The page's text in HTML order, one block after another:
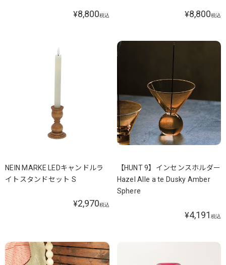
¥8,800税込 ¥8,800税込
NEIN MARKE LEDキャンドルラ
イトスタンドセット S
¥2,970税込
【HUNT 9】インセンスホルダー
Hazel Alle a te Dusky Amber
Sphere
¥4,191 税込